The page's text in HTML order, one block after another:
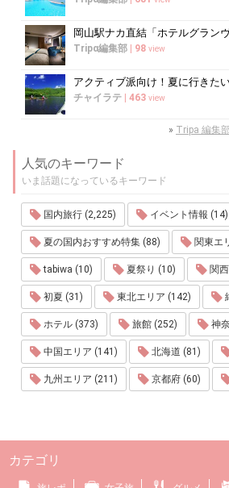
Tripα編集部 | 98 view
アクティブ派向け！夏に行きた
チャイラテ | 463 view
» Tripa 編集
人気のキーワード
いま話題になっているキーワード
国内旅行 (2,225) イベント情報 (14)
夏の国内おすすめ特集 (88) 関東エ
tabiwa (10) 夏祭り (10) 関
初夏 (31) 東北エリア (142)
ホテル (373) 旅館 (252) 神
中国エリア (141) 北海道 (81)
九州エリア (211) 京都府 (60)
カテゴリ